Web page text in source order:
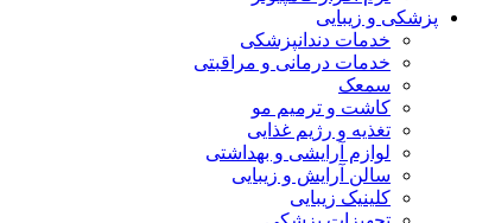
پزشکی و زیبایی
خدمات دندانپزشکی
خدمات درمانی و مراقبتی
سمعک
کاشت و ترمیم مو
تغذیه و رژیم غذایی
لوازم آرایشی و بهداشتی
سالن آرایش و زیبایی
کلینیک زیبایی